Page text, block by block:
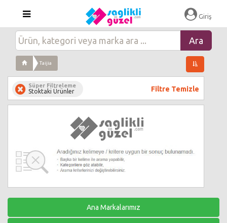
Giriş
Taijia
Süper Filtreleme
Stoktaki Ürünler Filtre Temizle
Ana Markalarımız